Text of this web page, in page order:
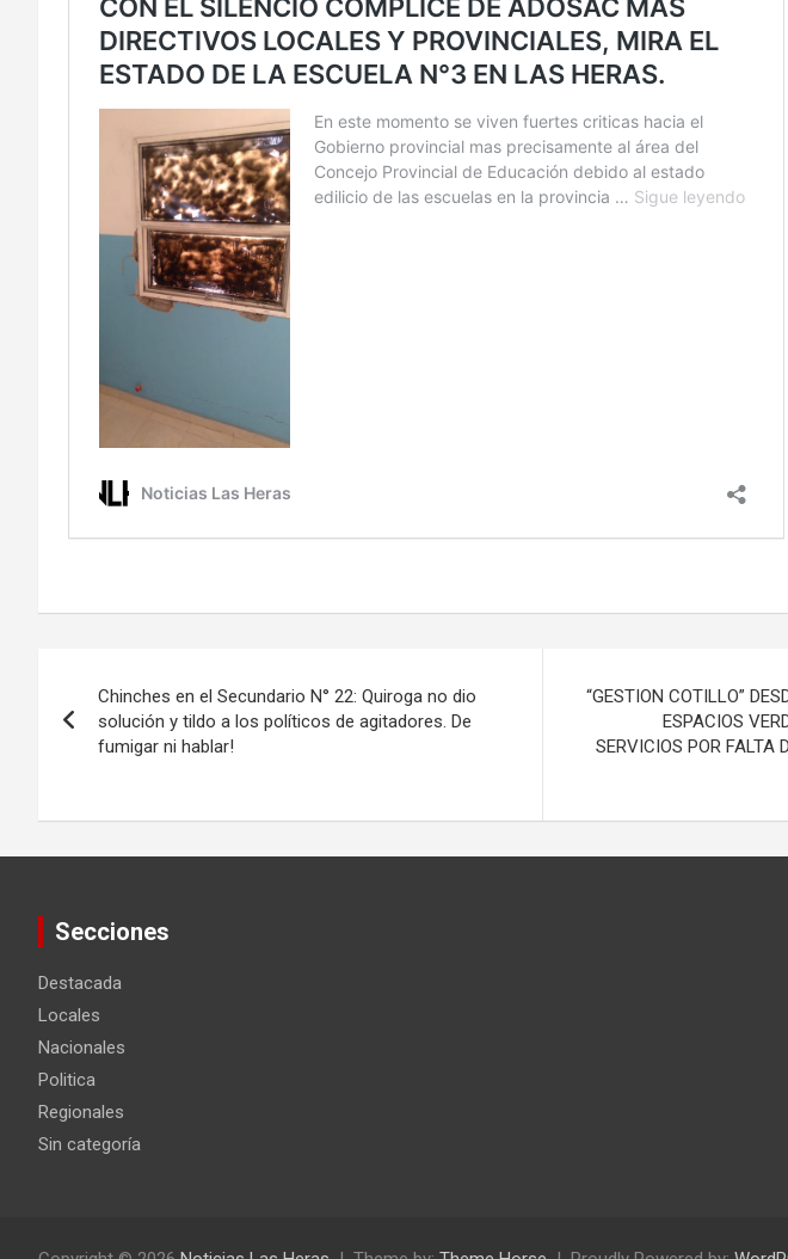
de
entradas
Chinches en el Secundario N° 22: Quiroga no dio
solución y tildo a los políticos de agitadores. De
fumigar ni hablar!
“GESTION COTILLO”
ESPACIOS
SERVICIOS POR FALTA
Secciones
Destacada
Locales
Nacionales
Politica
Regionales
Sin categoría